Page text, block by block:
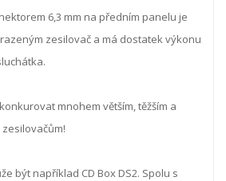
6,3 mm na předním panelu je
zesilovač a má dostatek výkonu
mnohem větším, těžším a
být například CD Box DS2. Spolu s